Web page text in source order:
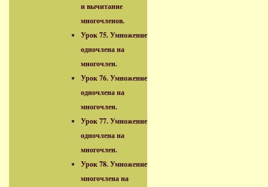
и вычитание
многочленов.
Урок 75. Умножение
одночлена на
многочлен.
Урок 76. Умножение
одночлена на
многочлен.
Урок 77. Умножение
одночлена на
многочлен.
Урок 78. Умножение
многочлена на